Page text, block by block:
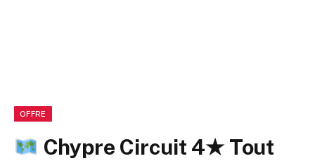
OFFRE
Chypre Circuit 4★ Tout